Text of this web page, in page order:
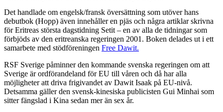
Det handlade om engelsk/fransk översättning som utöver hans
debutbok (Hopp) även innehåller en pjäs och några artiklar skrivna
för Eritreas största dagstidning Setit – en av alla de tidningar som
förbjöds av den eritreanska regeringen 2001. Boken delades ut i ett
samarbete med stödföreningen Free Dawit.
RSF Sverige påminner den kommande svenska regeringen om att
Sverige är ordförandeland för EU till våren och då har alla
möjligheter att driva frigivandet av Dawit Isaak på EU-nivå.
Detsamma gäller den svensk-kinesiska publicisten Gui Minhai som
sitter fängslad i Kina sedan mer än sex år.